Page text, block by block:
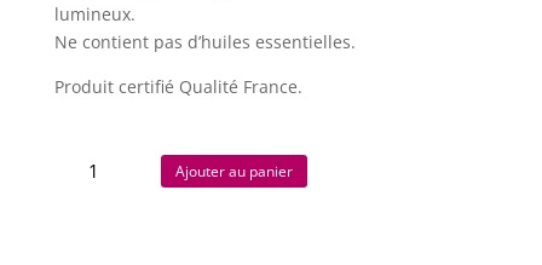
lumineux.
Ne contient pas d’huiles essentielles.
Produit certifié Qualité France.
Ajouter au panier